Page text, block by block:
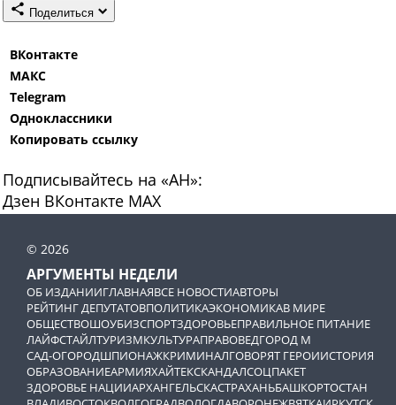
Поделиться
ВКонтакте
МАКС
Telegram
Одноклассники
Копировать ссылку
Подписывайтесь на «АН»:
Дзен ВКонтакте МАХ
© 2026
АРГУМЕНТЫ НЕДЕЛИ
ОБ ИЗДАНИИГЛАВНАЯВСЕ НОВОСТИАВТОРЫ
РЕЙТИНГ ДЕПУТАТОВПОЛИТИКАЭКОНОМИКАВ МИРЕ
ОБЩЕСТВОШОУБИЗСПОРТЗДОРОВЬЕПРАВИЛЬНОЕ ПИТАНИЕ
ЛАЙФСТАЙЛТУРИЗМКУЛЬТУРАПРАВОВЕДГОРОД М
САД-ОГОРОДШПИОНАЖКРИМИНАЛГОВОРЯТ ГЕРОИИСТОРИЯ
ОБРАЗОВАНИЕАРМИЯХАЙТЕКСКАНДАЛСОЦПАКЕТ
ЗДОРОВЬЕ НАЦИИАРХАНГЕЛЬСКАСТРАХАНЬБАШКОРТОСТАН